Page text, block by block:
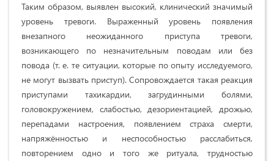
Таким образом, выявлен высокий, клинический значимый
уровень тревоги. Выраженный уровень появления
внезапного неожиданного приступа тревоги,
возникающего по незначительным поводам или без
повода (т. е. те ситуации, которые по опыту исследуемого,
не могут вызвать приступ). Сопровождается такая реакция
приступами тахикардии, загрудинными болями,
головокружением, слабостью, дезориентацией, дрожью,
перепадами настроения, появлением страха смерти,
напряжённостью и неспособностью расслабиться,
повторением одно и того же ритуала, трудностью